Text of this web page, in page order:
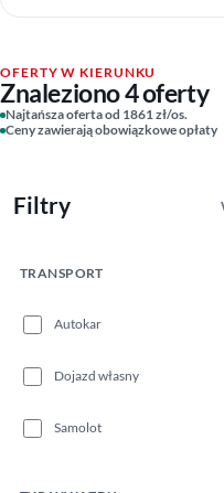
OFERTY W KIERUNKU
Znaleziono 4 oferty
Najtańsza oferta od 1861 zł/os.
Ceny zawierają obowiązkowe opłaty
Filtry
TRANSPORT
Autokar
Dojazd własny
Samolot